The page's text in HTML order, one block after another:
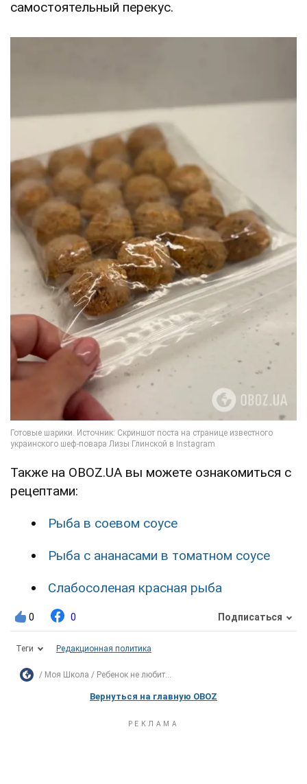
самостоятельный перекус.
Также на OBOZ.UA вы можете ознакомиться с
рецептами:
Рыба в соевом соусе
Рыба с ананасами в томатном соусе
Слабосоленая красная рыба
0 0 Подписаться
Теги Редакционная политика
Моя Школа Ребенок не любит...
Вернуться на главную OBOZ